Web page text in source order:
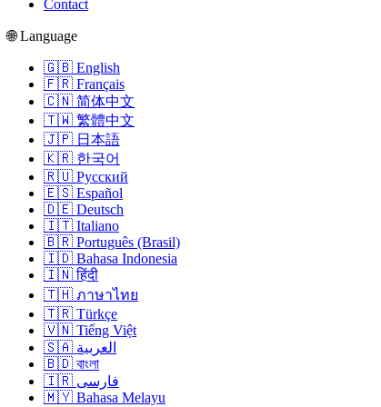
Contact
🌐 Language
🇬🇧 English
🇫🇷 Français
🇨🇳 简体中文
🇹🇼 繁體中文
🇯🇵 日本語
🇰🇷 한국어
🇷🇺 Русский
🇪🇸 Español
🇩🇪 Deutsch
🇮🇹 Italiano
🇧🇷 Português (Brasil)
🇮🇩 Bahasa Indonesia
🇮🇳 हिंदी
🇹🇭 ภาษาไทย
🇹🇷 Türkçe
🇻🇳 Tiếng Việt
🇸🇦 العربية
🇧🇩 বাংলা
🇮🇷 فارسی
🇲🇾 Bahasa Melayu